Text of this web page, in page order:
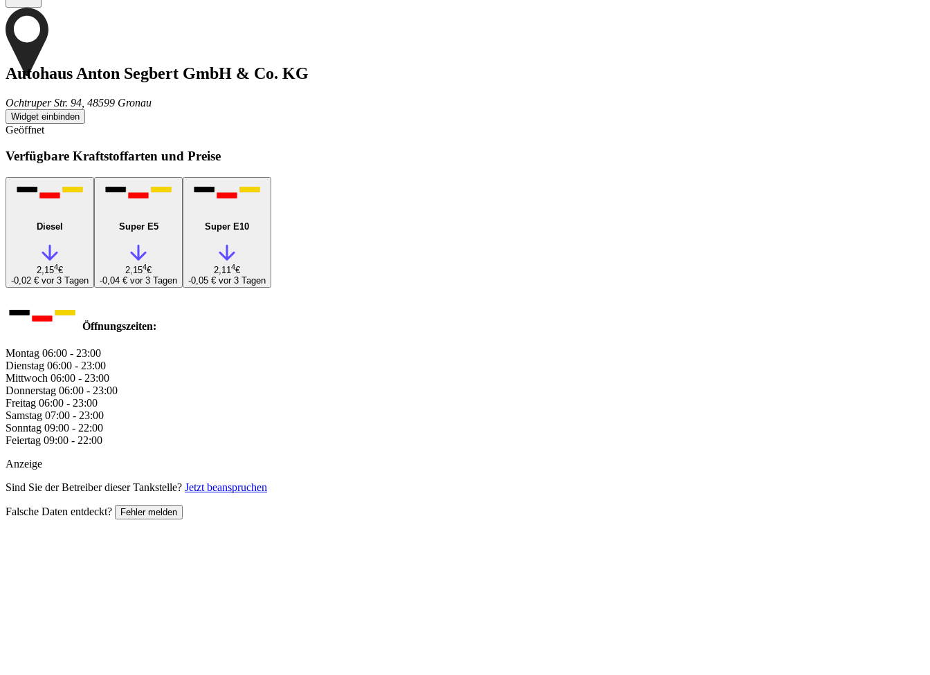
Autohaus Anton Segbert GmbH & Co. KG
Ochtruper Str. 94, 48599 Gronau
Widget einbinden
Geöffnet
Verfügbare Kraftstoffarten und Preise
Diesel
2,154€
-0,02 € vor 3 Tagen
Super E5
2,154€
-0,04 € vor 3 Tagen
Super E10
2,114€
-0,05 € vor 3 Tagen
Öffnungszeiten:
Montag 06:00 - 23:00
Dienstag 06:00 - 23:00
Mittwoch 06:00 - 23:00
Donnerstag 06:00 - 23:00
Freitag 06:00 - 23:00
Samstag 07:00 - 23:00
Sonntag 09:00 - 22:00
Feiertag 09:00 - 22:00
Anzeige
Sind Sie der Betreiber dieser Tankstelle? Jetzt beanspruchen
Falsche Daten entdeckt? Fehler melden